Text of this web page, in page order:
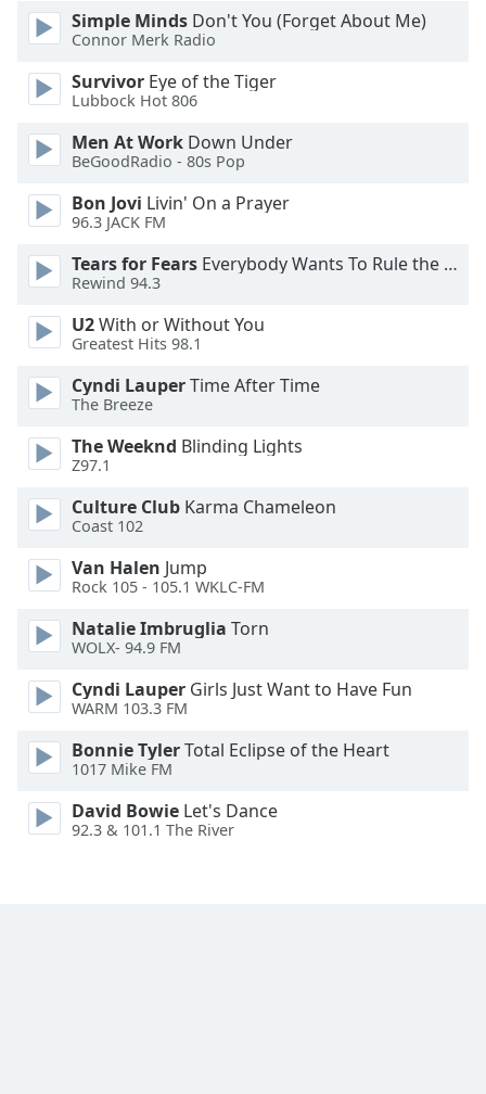
Beginning
window.
Escape
cancel
close
window.
Color
Opacity
Background
Color
Opacity
Caption
Area
Color
Opacity
Font
Simple Minds Don't You (Forget About Me)
Connor Merk Radio
Survivor Eye of the Tiger
Lubbock Hot 806
Men At Work Down Under
BeGoodRadio - 80s Pop
Bon Jovi Livin' On a Prayer
96.3 JACK FM
Tears for Fears Everybody Wants To Rule the World
Rewind 94.3
U2With or Without You
Greatest Hits 98.1
Cyndi LauperTime After Time
The Breeze
The Weeknd Blinding Lights
Z97.1
Culture Club Karma Chameleon
Coast 102
Van Halen Jump
Rock 105 - 105.1 WKLC-FM
Natalie Imbruglia Torn
WOLX- 94.9 FM
Cyndi Lauper Girls Just Want to Have Fun
WARM 103.3 FM
Bonnie TylerTotal Eclipse of the Heart
1017 Mike FM
David Bowie Let's Dance
92.3 & 101.1 The River